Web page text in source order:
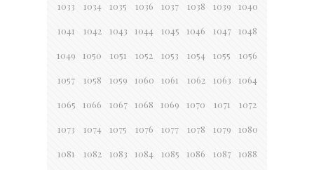
1033 1034 1035 1036 1037 1038 1039 1040
1041 1042 1043 1044 1045 1046 1047 1048
1049 1050 1051 1052 1053 1054 1055 1056
1057 1058 1059 1060 1061 1062 1063 1064
1065 1066 1067 1068 1069 1070 1071 1072
1073 1074 1075 1076 1077 1078 1079 1080
1081 1082 1083 1084 1085 1086 1087 1088